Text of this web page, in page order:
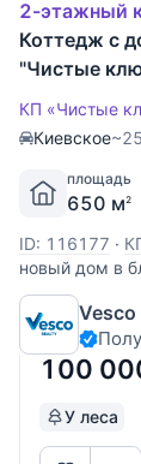
2-этажный
Коттедж с
"Чистые
КП «Чистые
Киевское
площадь
650 м2
ID: 116177 ·
новый дом в
мансарда,
Все
смородина),
Vesco
100
У леса